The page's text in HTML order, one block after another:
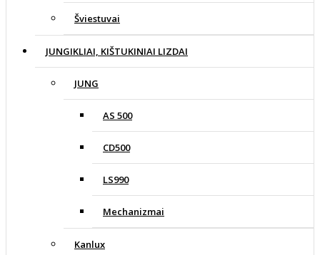
Šviestuvai
JUNGIKLIAI, KIŠTUKINIAI LIZDAI
JUNG
AS 500
CD500
LS990
Mechanizmai
Kanlux